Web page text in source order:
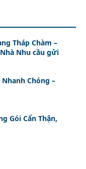
Tháp Chàm –
Nhu cầu gửi
Chóng –
Gói Cẩn Thận,